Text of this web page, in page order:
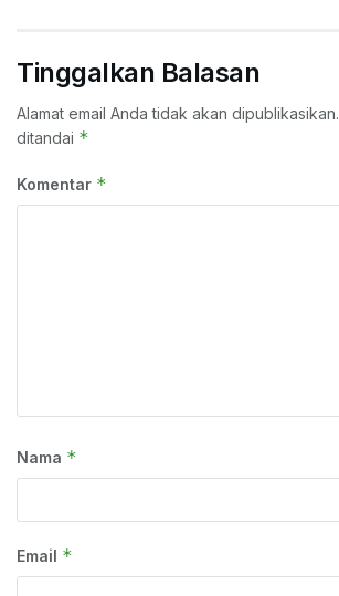
Tinggalkan Balasan
Alamat email Anda tidak akan dipublikasikan.
ditandai *
Komentar *
Nama *
Email *